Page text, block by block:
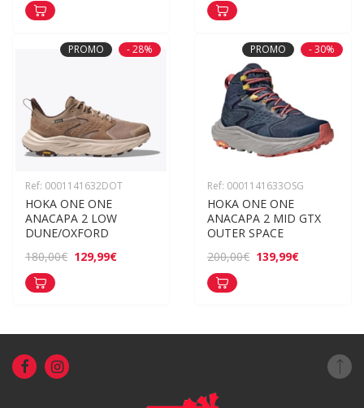
PROMO - 28%
Ref: 0001141632DOT
HOKA ONE ONE
ANACAPA 2 LOW
DUNE/OXFORD
180,00€ 129,99€
PROMO - 30%
Ref: 0001141633OSG
HOKA ONE ONE
ANACAPA 2 MID GTX
OUTER SPACE
200,00€ 139,99€